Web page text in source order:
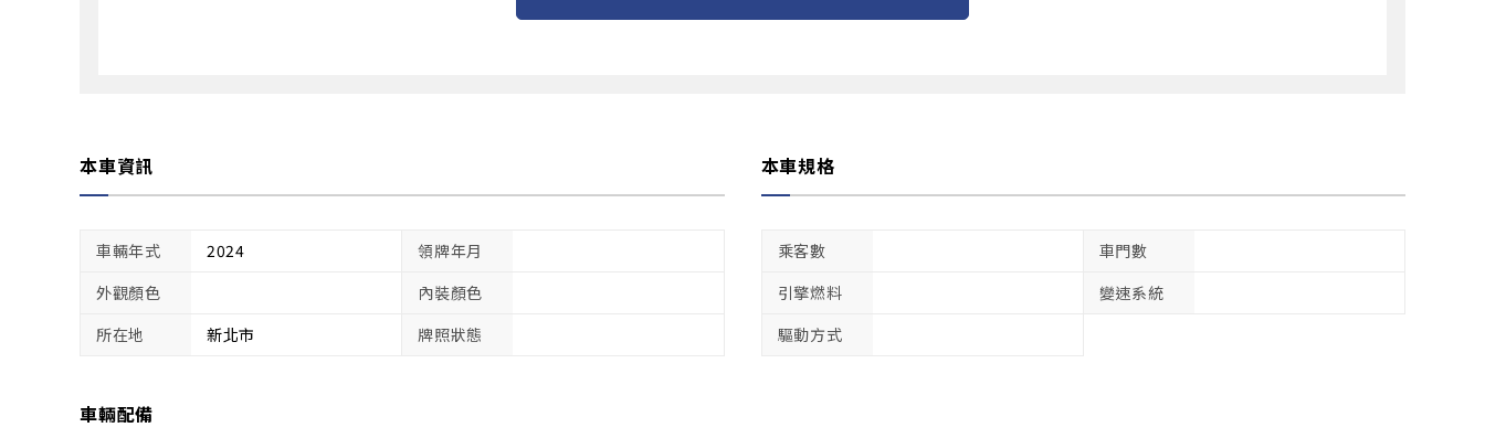
本車資訊
車輛年式 2024
領牌年月
外觀顏色
內裝顏色
所在地
新北市 牌照狀態
本車規格
乘客數
車門數
引擎燃料
變速系統
驅動方式
車輛配備